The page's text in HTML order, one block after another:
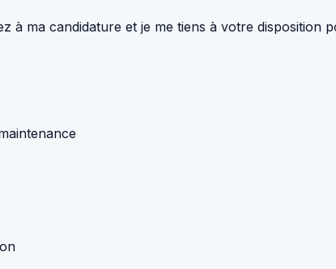
à ma candidature et je me tiens à votre disposition